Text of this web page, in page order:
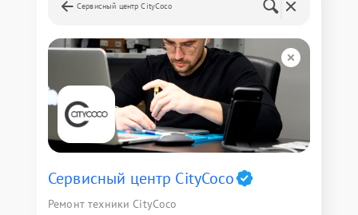
Сервисный центр CityCoco
Сервисный центр CityCoco
Ремонт техники CityCoco